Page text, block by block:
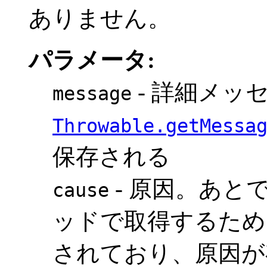
ありません。
パラメータ:
message - 詳細メッ
保存される
cause - 原因。あと
ッドで取得するた
されており、原因